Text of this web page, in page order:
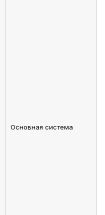
Основная система